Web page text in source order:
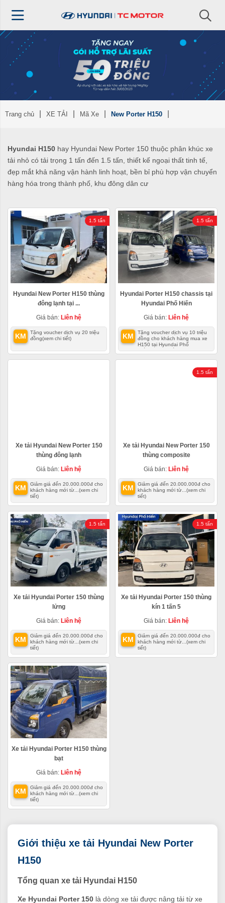
Trang chủ XE TẢI Mã Xe New Porter H150
Hyundai H150 hay Hyundai New Porter 150 thuộc phân khúc xe
tải nhỏ có tải trọng 1 tấn đến 1.5 tấn, thiết kế ngoại thất tinh tế,
đẹp mắt khả năng vận hành linh hoạt, bền bỉ phù hợp vận chuyển
hàng hóa trong thành phố, khu đông dân cư
1.5 tấn
Hyundai New Porter H150 thùng
đông lạnh tại ...
Giá bán: Liên hệ
KM
Tặng voucher dịch vụ 20 triệu
đồng(xem chi tiết)
1.5 tấn
Hyundai Porter H150 chassis tại
Hyundai Phố Hiến
Giá bán: Liên hệ
KM
Tặng voucher dịch vụ 10 triệu
đồng cho khách hàng mua xe
H150 tại Hyundai Phố
Hiến(xem chi tiết)
Xe tải Hyundai New Porter 150
thùng đông lạnh
Giá bán: Liên hệ
KM
Giảm giá đến 20.000.000đ cho
khách hàng mới từ... (xem chi
tiết)
1.5 tấn
Xe tải Hyundai New Porter 150
thùng composite
Giá bán: Liên hệ
KM
Giảm giá đến 20.000.000đ cho
khách hàng mới từ... (xem chi
tiết)
1.5 tấn
Xe tải Hyundai Porter 150 thùng
lửng
Giá bán: Liên hệ
KM
Giảm giá đến 20.000.000đ cho
khách hàng mới từ... (xem chi
tiết)
1.5 tấn
Xe tải Hyundai Porter 150 thùng
kín 1 tấn 5
Giá bán: Liên hệ
KM
Giảm giá đến 20.000.000đ cho
khách hàng mới từ... (xem chi
tiết)
Xe tải Hyundai Porter H150 thùng
bạt
Giá bán: Liên hệ
KM
Giảm giá đến 20.000.000đ cho
khách hàng mới từ... (xem chi
tiết)
Giới thiệu xe tải Hyundai New Porter
H150
Tổng quan xe tải Hyundai H150
Xe Hyundai Porter 150 là dòng xe tải được nâng tải từ xe